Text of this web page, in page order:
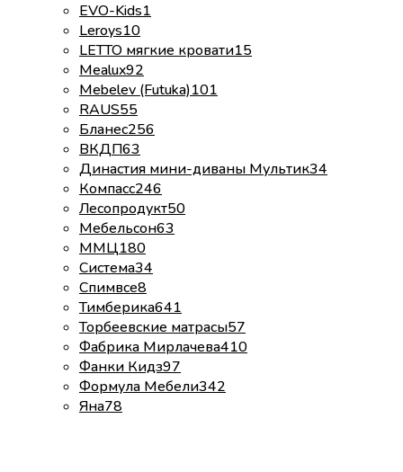
EVO-Kids1
Leroys10
LETTO мягкие кровати15
Mealux92
Mebelev (Futuka)101
RAUS55
Бланес256
ВКДП63
Династия мини-диваны Мультик34
Компасс246
Лесопродукт50
Мебельсон63
ММЦ180
Система34
Спимвсе8
Тимберика641
Торбеевские матрасы57
Фабрика Мирлачева410
Фанки Кидз97
Формула Мебели342
Яна78